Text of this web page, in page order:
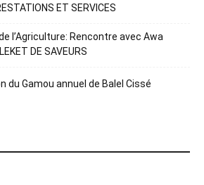
ET SERVICES
l’Agriculture: Rencontre avec Awa
DE SAVEURS
du Gamou annuel de Balel Cissé